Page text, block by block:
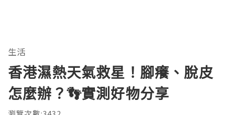
生活
香港濕熱天氣救星！腳癢、脫皮
怎麼辦？👣實測好物分享